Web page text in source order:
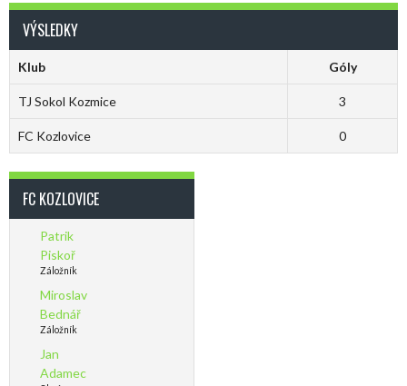
VÝSLEDKY
Klub Góly
TJ Sokol Kozmice 3
FC Kozlovice 0
FC KOZLOVICE
Patrik
Piskoř
Záložník
Miroslav
Bednář
Záložník
Jan
Adamec